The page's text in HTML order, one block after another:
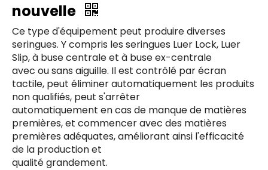
nouvelle
Ce type d'équipement peut produire diverses
seringues. Y compris les seringues Luer Lock, Luer
Slip, à buse centrale et à buse ex-centrale
avec ou sans aiguille. Il est contrôlé par écran
tactile, peut éliminer automatiquement les produits
non qualifiés, peut s'arrêter
automatiquement en cas de manque de matières
premières, et commencer avec des matières
premières adéquates, améliorant ainsi l'efficacité
de la production et
qualité grandement.